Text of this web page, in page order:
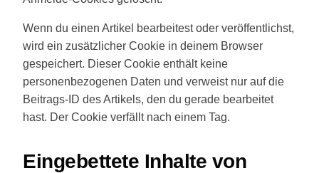
Wenn du einen Artikel bearbeitest oder veröffentlichst,
wird ein zusätzlicher Cookie in deinem Browser
gespeichert. Dieser Cookie enthält keine
personenbezogenen Daten und verweist nur auf die
Beitrags-ID des Artikels, den du gerade bearbeitet
hast. Der Cookie verfällt nach einem Tag.
Eingebettete Inhalte von